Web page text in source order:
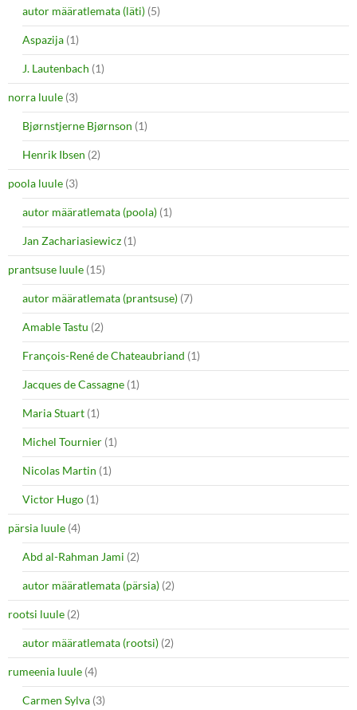
autor määratlemata (läti) (5)
Aspazija (1)
J. Lautenbach (1)
norra luule (3)
Bjørnstjerne Bjørnson (1)
Henrik Ibsen (2)
poola luule (3)
autor määratlemata (poola) (1)
Jan Zachariasiewicz (1)
prantsuse luule (15)
autor määratlemata (prantsuse) (7)
Amable Tastu (2)
François-René de Chateaubriand (1)
Jacques de Cassagne (1)
Maria Stuart (1)
Michel Tournier (1)
Nicolas Martin (1)
Victor Hugo (1)
pärsia luule (4)
Abd al-Rahman Jami (2)
autor määratlemata (pärsia) (2)
rootsi luule (2)
autor määratlemata (rootsi) (2)
rumeenia luule (4)
Carmen Sylva (3)